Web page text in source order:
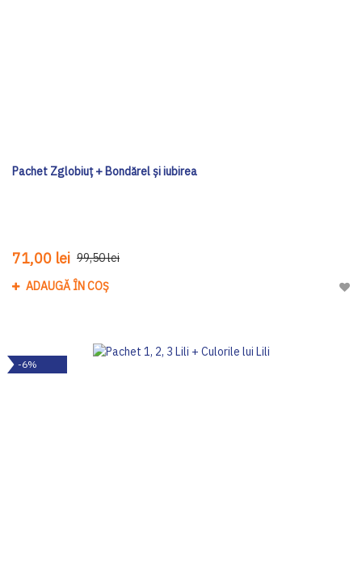
Pachet Zglobiuț + Bondărel și iubirea
71,00 lei 99,50 lei
ADAUGĂ ÎN COȘ
-6%